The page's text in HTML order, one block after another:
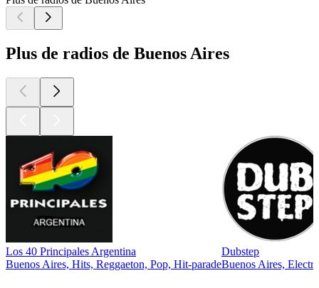
Plus de radios de Buenos Aires
Los 40 Principales Argentina
Buenos Aires, Hits, Reggaeton, Pop, Hit-parade
Dubstep
Buenos Aires, Electro